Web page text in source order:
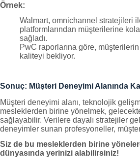
Örnek:
Walmart, omnichannel stratejileri
platformlarından müşterilerine
sağladı.
PwC raporlarına göre,
kaliteyi bekliyor.
Sonuç: Müşteri Deneyimi Alanında
Müşteri deneyimi alanı, teknolojik
mesleklerden birine yönelmek,
sağlayabilir. Verilere dayalı stratejiler
deneyimler sunan profesyoneller,
Siz de bu mesleklerden birine
dünyasında yerinizi alabilirsiniz!